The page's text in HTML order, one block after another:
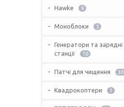
Hawke 9
Моноблоки 5
Генератори та зарядні
станції
10
Патчі для чищення 30
Квадрокоптери 1